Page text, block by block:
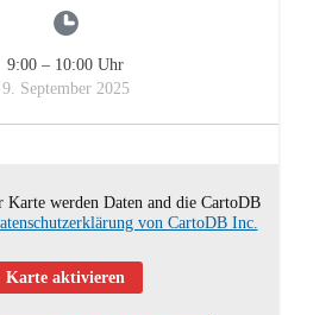
9:00 – 10:00 Uhr
9. September 2025
werden Daten and die CartoDB
von CartoDB Inc.
Karte aktivieren